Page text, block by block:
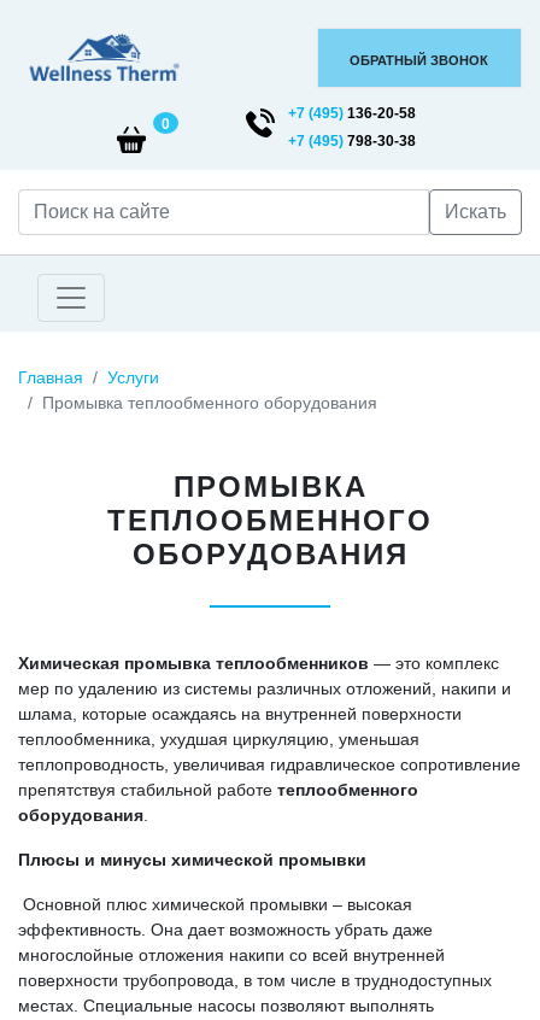
ОБРАТНЫЙ ЗВОНОК
0
+7 (495) 136-20-58
+7 (495) 798-30-38
Искать
Главная
Услуги
Промывка теплообменного оборудования
ПРОМЫВКА
ТЕПЛООБМЕННОГО
ОБОРУДОВАНИЯ
Химическая промывка теплообменников — это комплекс
мер по удалению из системы различных отложений, накипи и
шлама, которые осаждаясь на внутренней поверхности
теплообменника, ухудшая циркуляцию, уменьшая
теплопроводность, увеличивая гидравлическое сопротивление
препятствуя стабильной работе теплообменного
оборудования.
Плюсы и минусы химической промывки
Основной плюс химической промывки – высокая
эффективность. Она дает возможность убрать даже
многослойные отложения накипи со всей внутренней
поверхности трубопровода, в том числе в труднодоступных
местах. Специальные насосы позволяют выполнять